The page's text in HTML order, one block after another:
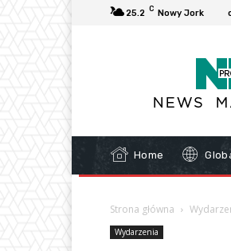
25.2 C Nowy Jork
Home
Strona główna
Wydarzenia